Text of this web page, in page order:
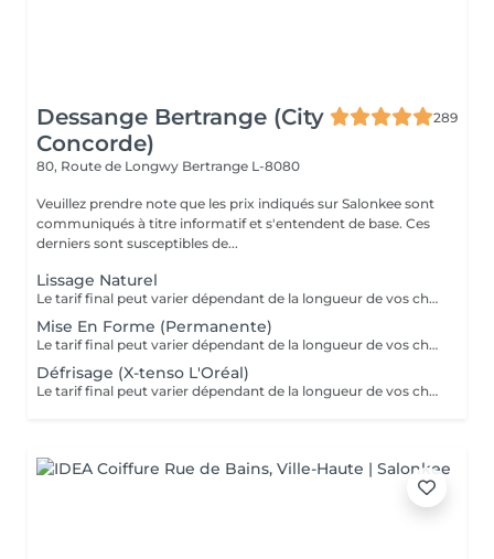
Dessange Bertrange (City
Concorde)
289
80, Route de Longwy Bertrange L-8080
Veuillez prendre note que les prix indiqués sur Salonkee sont
communiqués à titre informatif et s'entendent de base. Ces
derniers sont susceptibles de...
Lissage Naturel
Le tarif final peut varier dépendant de la longueur de vos cheveux ainsi que des soins et produits utilisés.
Mise En Forme (Permanente)
Le tarif final peut varier dépendant de la longueur de vos cheveux ainsi que des soins et produits utilisés.
Défrisage (X-tenso L'Oréal)
Le tarif final peut varier dépendant de la longueur de vos cheveux ainsi que des soins et produits utilisés.